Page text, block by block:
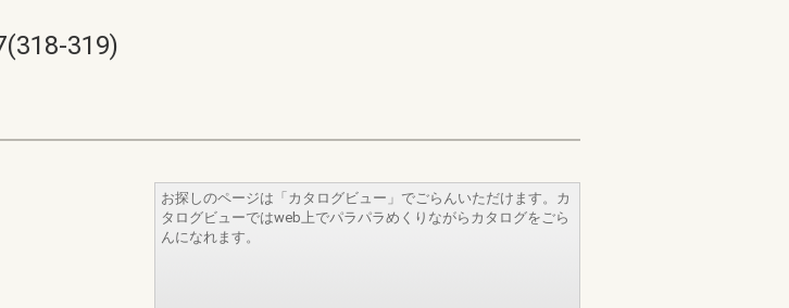
319)
お探しのページは「カタログビュー」でごらんいただけます。カ
タログビューではweb上でパラパラめくりながらカタログをごら
んになれます。